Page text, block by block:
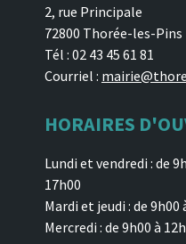
2, rue Principale
72800 Thorée-les-Pins
Tél : 02 43 45 61 81
Courriel :
HORAIRES
Lundi et vendredi : de
17h00
Mardi et jeudi : de 9h00
Mercredi : de 9h00 à